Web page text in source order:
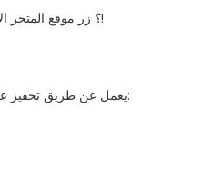
؟ زر موقع المتجر الأكثر شهرة في علم الصيدلة الرياضية. سارع بالشراء!
Aod 9604 يعمل عن طريق تحفيز عملية التمثيل الغذائي للدهون وزيادة حرقها في الجسم. يعتبر هذا الببتيد مسؤولًا عن: